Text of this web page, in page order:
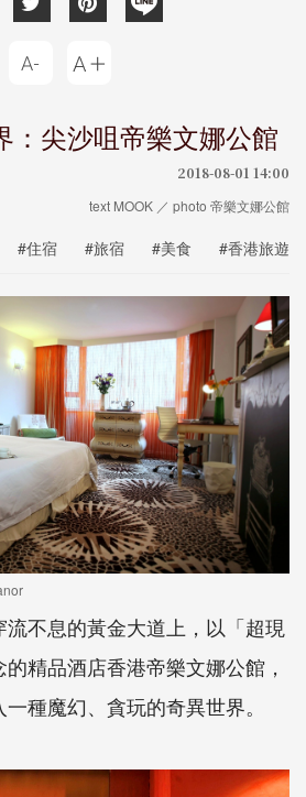
：尖沙咀帝樂文娜公館
2018-08-01 14:00
text MOOK ／ photo 帝樂文娜公館
#住宿 #旅宿 #美食 #香港旅遊
不息的黃金大道上，以「超現
精品酒店香港帝樂文娜公館，
種魔幻、貪玩的奇異世界。